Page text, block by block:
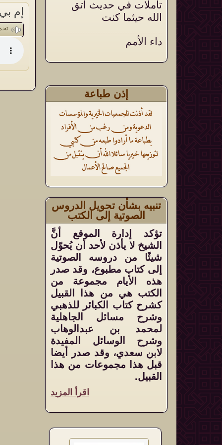
إم
تأملات في حديث اتق
الله حيثما كنت
داء الأمم
أثر الأذكار الشرعية في
إذن طباعة
تنبيه بشأن تحويل الدروس
الصوتية إلى الكتب
تؤكد إدارة الموقع أنَّ
الشيخ لا يأذن لأحد أن يُحوّل
شيئًا من دروسه الصوتية
إلى كتاب مطبوع، وقد صدر
هذه الأيام مجموعة من
الكتب هي من هذا القبيل
كشرح كتاب الكبائر للذهبي
وشرح مسائل الجاهلية
لمحمد بن عبدالوهاب
وشرح الوسائل المفيدة
لابن سعدي، وقد صدر أيضا
قبل هذا مجموعات من هذا
القبيل.
اقرأ المزيد